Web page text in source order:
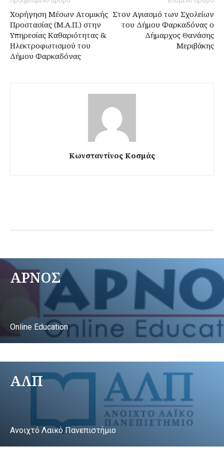
Χορήγηση Μέσων Ατομικής
Προστασίας (Μ.Α.Π.) στην
Υπηρεσίας Καθαριότητας &
Ηλεκτροφωτισμού του
Δήμου Φαρκαδόνας
Στον Αγιασμό των Σχολείων
του Δήμου Φαρκαδόνας ο
Δήμαρχος Θανάσης
Μεριβάκης
Κωνσταντίνος Κοσμάς
ΑΡΝΟΣ
Online Education
ΑΛΠ
Ανοιχτό Λαικό Πανεπιστήμιο